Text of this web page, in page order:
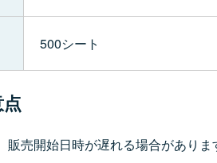
500シート
売開始日時が遅れる場合がありま